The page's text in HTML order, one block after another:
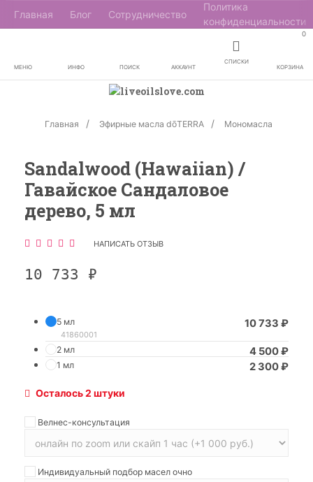
Главная Блог Сотрудничество
Политика
конфиденциальности
МЕНЮ ИНФО ПОИСК АККАУНТ
СПИСКИ
0
КОРЗИНА
Главная Эфирные масла dōTERRA Мономасла
Sandalwood (Hawaiian) /
Гавайское Сандаловое
дерево, 5 мл
НАПИСАТЬ ОТЗЫВ
10 733 ₽
10 733 ₽
5 мл
41860001
4 500₽
2 мл
2 300₽
1 мл
Осталось 2 штуки
Велнес-консультация
Индивидуальный подбор масел очно